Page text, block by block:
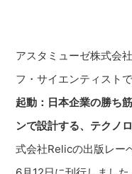
アスタミューゼ株式会
フ・サイエンティスト
起動：日本企業の勝ち
ンで設計する、テクノ
式会社Relicの出版レ